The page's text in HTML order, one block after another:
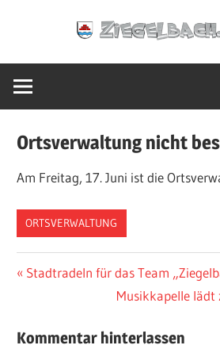
Ortsverwaltung nicht
Am Freitag, 17. Juni ist die
ORTSVERWALTUNG
Beitragsnavigation
Vorheriger
Stadtradeln für das Team
Nächster
Musikkapelle lädt
Kommentar hinterlassen